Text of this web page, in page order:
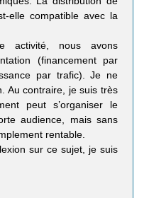
elle compatible avec la
activité, nous avons
(financement par
par trafic). Je ne
Au contraire, je suis très
peut s’organiser le
audience, mais sans
rentable.
sur ce sujet, je suis